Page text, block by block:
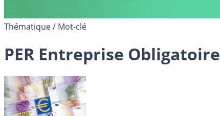
Thématique / Mot-clé
PER Entreprise Obligatoire